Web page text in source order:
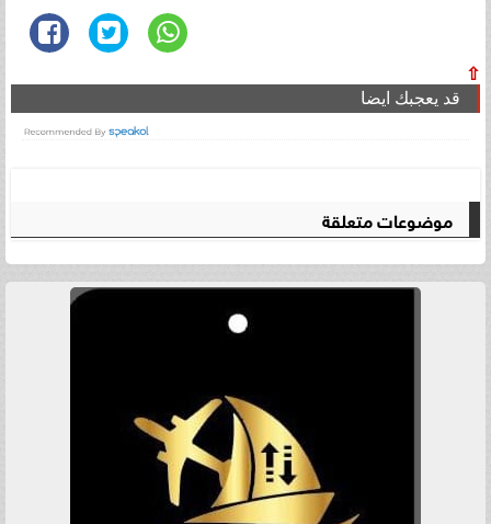
⇧
قد يعجبك ايضا
موضوعات متعلقة